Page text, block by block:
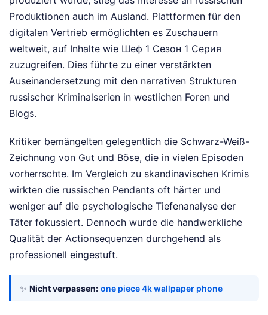
Produktionen auch im Ausland. Plattformen für den
digitalen Vertrieb ermöglichten es Zuschauern
weltweit, auf Inhalte wie Шеф 1 Сезон 1 Серия
zuzugreifen. Dies führte zu einer verstärkten
Auseinandersetzung mit den narrativen Strukturen
russischer Kriminalserien in westlichen Foren und
Blogs.
Kritiker bemängelten gelegentlich die Schwarz-Weiß-
Zeichnung von Gut und Böse, die in vielen Episoden
vorherrschte. Im Vergleich zu skandinavischen Krimis
wirkten die russischen Pendants oft härter und
weniger auf die psychologische Tiefenanalyse der
Täter fokussiert. Dennoch wurde die handwerkliche
Qualität der Actionsequenzen durchgehend als
professionell eingestuft.
✨ Nicht verpassen: one piece 4k wallpaper phone